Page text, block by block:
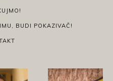
BUDI POKAZIVAČ!